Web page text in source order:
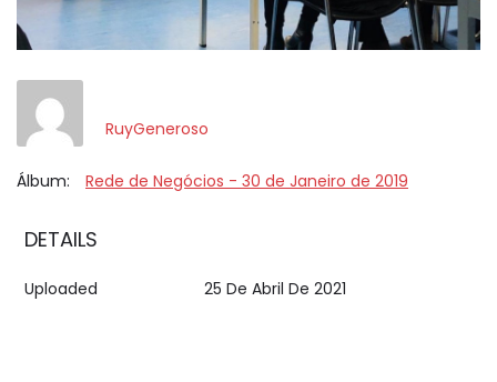
RuyGeneroso
Álbum: Rede de Negócios - 30 de Janeiro de 2019
DETAILS
Uploaded 25 De Abril De 2021